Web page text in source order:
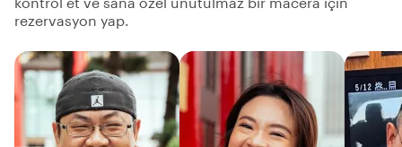
rezervasyon yap.